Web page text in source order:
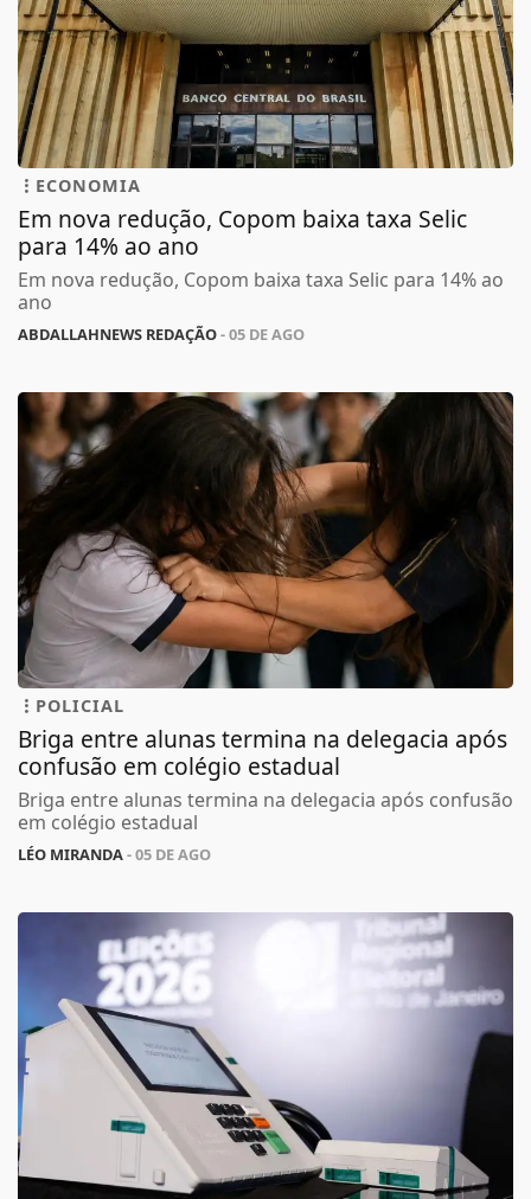
ECONOMIA
Em nova redução, Copom baixa taxa Selic
para 14% ao ano
Em nova redução, Copom baixa taxa Selic para 14% ao
ano
ABDALLAHNEWS REDAÇÃO- 05 DE AGO
POLICIAL
Briga entre alunas termina na delegacia após
confusão em colégio estadual
Briga entre alunas termina na delegacia após confusão
em colégio estadual
LÉO MIRANDA- 05 DE AGO